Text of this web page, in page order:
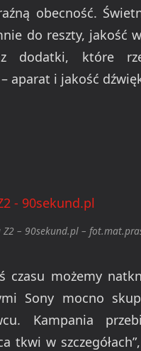
obecność.
do reszty, jakość
dodatki, które
aparat i jakość
Z2 – 90sekund.pl –
czasu możemy
Sony mocno
Kampania
tkwi w